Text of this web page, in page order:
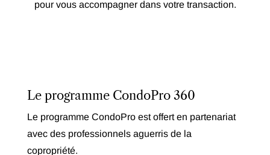
pour vous accompagner dans votre transaction.
Le programme CondoPro 360
Le programme CondoPro est offert en partenariat
avec des professionnels aguerris de la
copropriété.